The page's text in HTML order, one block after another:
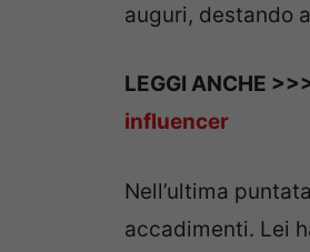
auguri, destando
LEGGI ANCHE
influencer
Nell’ultima
accadimenti. Lei